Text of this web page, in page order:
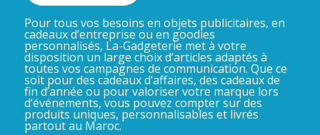
Pour tous vos besoins en objets publicitaires, en
cadeaux d’entreprise ou en goodies
personnalisés, La-Gadgeterie met à votre
disposition un large choix d’articles adaptés à
toutes vos campagnes de communication. Que ce
soit pour des cadeaux d’affaires, des cadeaux de
fin d’année ou pour valoriser votre marque lors
d’événements, vous pouvez compter sur des
produits uniques, personnalisables et livrés
partout au Maroc.